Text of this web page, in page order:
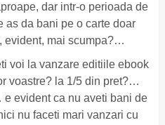
dar intr-o perioada de
as da bani pe o carte doar
evident, mai scumpa?…
voi la vanzare editiile ebook
voastre? la 1/5 din pret?…
evident ca nu aveti bani de
nu faceti mari vanzari cu